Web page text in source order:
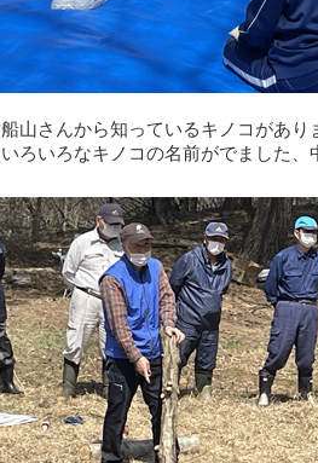
船山さんから知っているキノコがあり
いろいろなキノコの名前がでました、